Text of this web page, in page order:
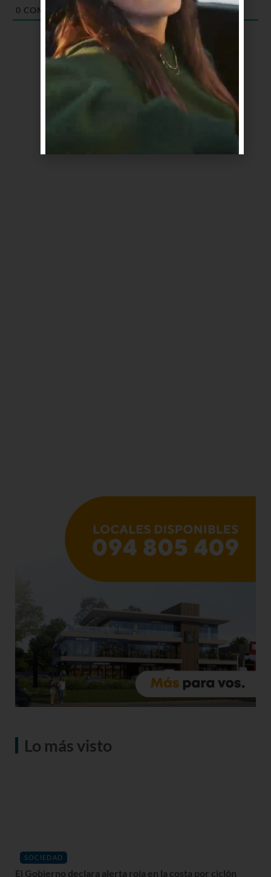
0 COMENTARIOS
Lo más visto
SOCIEDAD
El Gobierno declara alerta roja en la costa por ciclón